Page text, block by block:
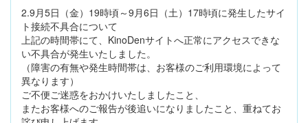
2.9月5日（金）19時頃～9月6日（土）17時頃に発生したサイ
ト接続不具合について
上記の時間帯にて、KinoDenサイトへ正常にアクセスできな
い不具合が発生いたしました。
（障害の有無や発生時間帯は、お客様のご利用環境によって
異なります）
ご不便ご迷惑をおかけいたしましたこと、
またお客様へのご報告が後追いになりましたこと、重ねてお